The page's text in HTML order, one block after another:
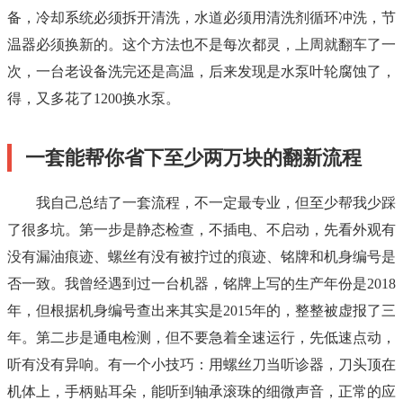
备，冷却系统必须拆开清洗，水道必须用清洗剂循环冲洗，节
温器必须换新的。这个方法也不是每次都灵，上周就翻车了一
次，一台老设备洗完还是高温，后来发现是水泵叶轮腐蚀了，
得，又多花了1200换水泵。
一套能帮你省下至少两万块的翻新流程
我自己总结了一套流程，不一定最专业，但至少帮我少踩
了很多坑。第一步是静态检查，不插电、不启动，先看外观有
没有漏油痕迹、螺丝有没有被拧过的痕迹、铭牌和机身编号是
否一致。我曾经遇到过一台机器，铭牌上写的生产年份是2018
年，但根据机身编号查出来其实是2015年的，整整被虚报了三
年。第二步是通电检测，但不要急着全速运行，先低速点动，
听有没有异响。有一个小技巧：用螺丝刀当听诊器，刀头顶在
机体上，手柄贴耳朵，能听到轴承滚珠的细微声音，正常的应